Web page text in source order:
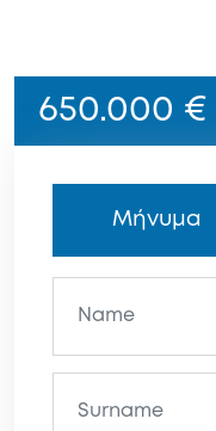
650.000 €
Μήνυμα